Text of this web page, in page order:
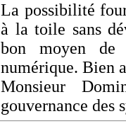
La possibilité
à la toile sans
bon moyen de
numérique. Bien
Monsieur
gouvernance des